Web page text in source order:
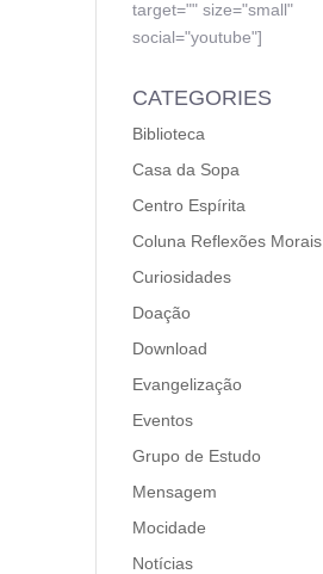
target="" size="small"
social="youtube"]
CATEGORIES
Biblioteca
Casa da Sopa
Centro Espírita
Coluna Reflexões Morais
Curiosidades
Doação
Download
Evangelização
Eventos
Grupo de Estudo
Mensagem
Mocidade
Notícias